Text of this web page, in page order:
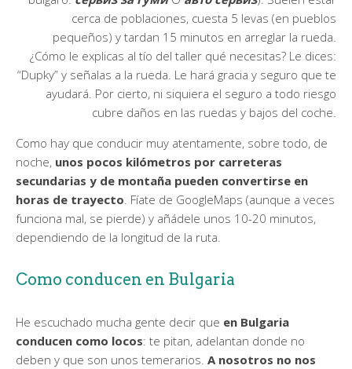
cerca de poblaciones, cuesta 5 levas (en pueblos
pequeños) y tardan 15 minutos en arreglar la rueda.
¿Cómo le explicas al tío del taller qué necesitas? Le dices:
“Dupky” y señalas a la rueda. Le hará gracia y seguro que te
ayudará. Por cierto, ni siquiera el seguro a todo riesgo
cubre daños en las ruedas y bajos del coche.
Como hay que conducir muy atentamente, sobre todo, de
noche, unos pocos kilómetros por carreteras
secundarias y de montaña pueden convertirse en
horas de trayecto . Fíate de GoogleMaps (aunque a veces
funciona mal, se pierde) y añádele unos 10-20 minutos,
dependiendo de la longitud de la ruta.
Como conducen en Bulgaria
He escuchado mucha gente decir que en Bulgaria
conducen como locos: te pitan, adelantan donde no
deben y que son unos temerarios. A nosotros no nos